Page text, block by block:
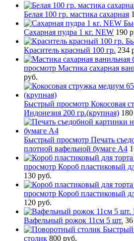
Белая 100 гр. мастика сахарная
Сахарная пудра 1 кг. NEW 190
Краситель красный 100 гр. 234
просмотр Мастика сахарная
руб.
Быстрый просмотр Кокосовая
Индонезия 200 гр.(крупная)
Быстрый просмотр Печать
плотной вафельной бумаге А4
просмотр Короб пластиковый
130 руб.
просмотр Короб пластиковый
120 руб.
Вафельный рожок 11см 5 шт.
столик 800 руб.